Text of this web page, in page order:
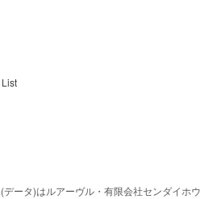
ータ)はルアーヴル・有限会社センダイホウ